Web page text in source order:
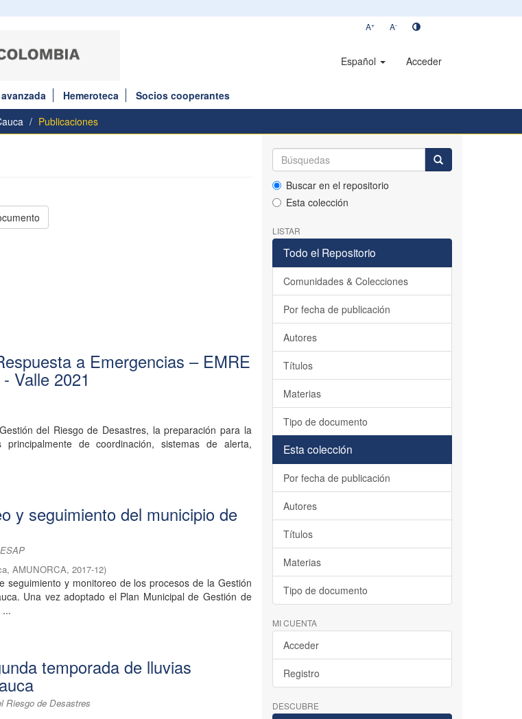
A+ A-
Español Acceder
Hemeroteca
Socios cooperantes
Publicaciones
a Emergencias – EMRE
Valle 2021
del Riesgo de Desastres, la preparación para la
de coordinación, sistemas de alerta,
y seguimiento del municipio de
AMUNORCA,2017-12)
seguimiento y monitoreo de los procesos de la Gestión
Una vez adoptado el Plan Municipal de Gestión de
temporada de lluvias
Riesgo de Desastres
Buscar en el repositorio
Esta colección
LISTAR
Todo el Repositorio
Comunidades & Colecciones
Por fecha de publicación
Autores
Títulos
Materias
Tipo de documento
Esta colección
Por fecha de publicación
Autores
Títulos
Materias
Tipo de documento
MI CUENTA
Acceder
Registro
DESCUBRE